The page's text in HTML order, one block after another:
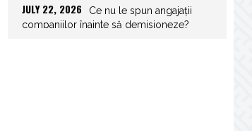
JULY 22, 2026
Ce nu le spun angajații
companiilor înainte să demisioneze?